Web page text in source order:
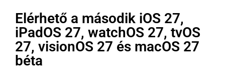
Elérhető a második iOS 27,
iPadOS 27, watchOS 27, tvOS
27, visionOS 27 és macOS 27
béta